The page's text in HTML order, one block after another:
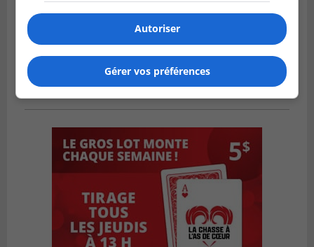
Autoriser
Gérer vos préférences